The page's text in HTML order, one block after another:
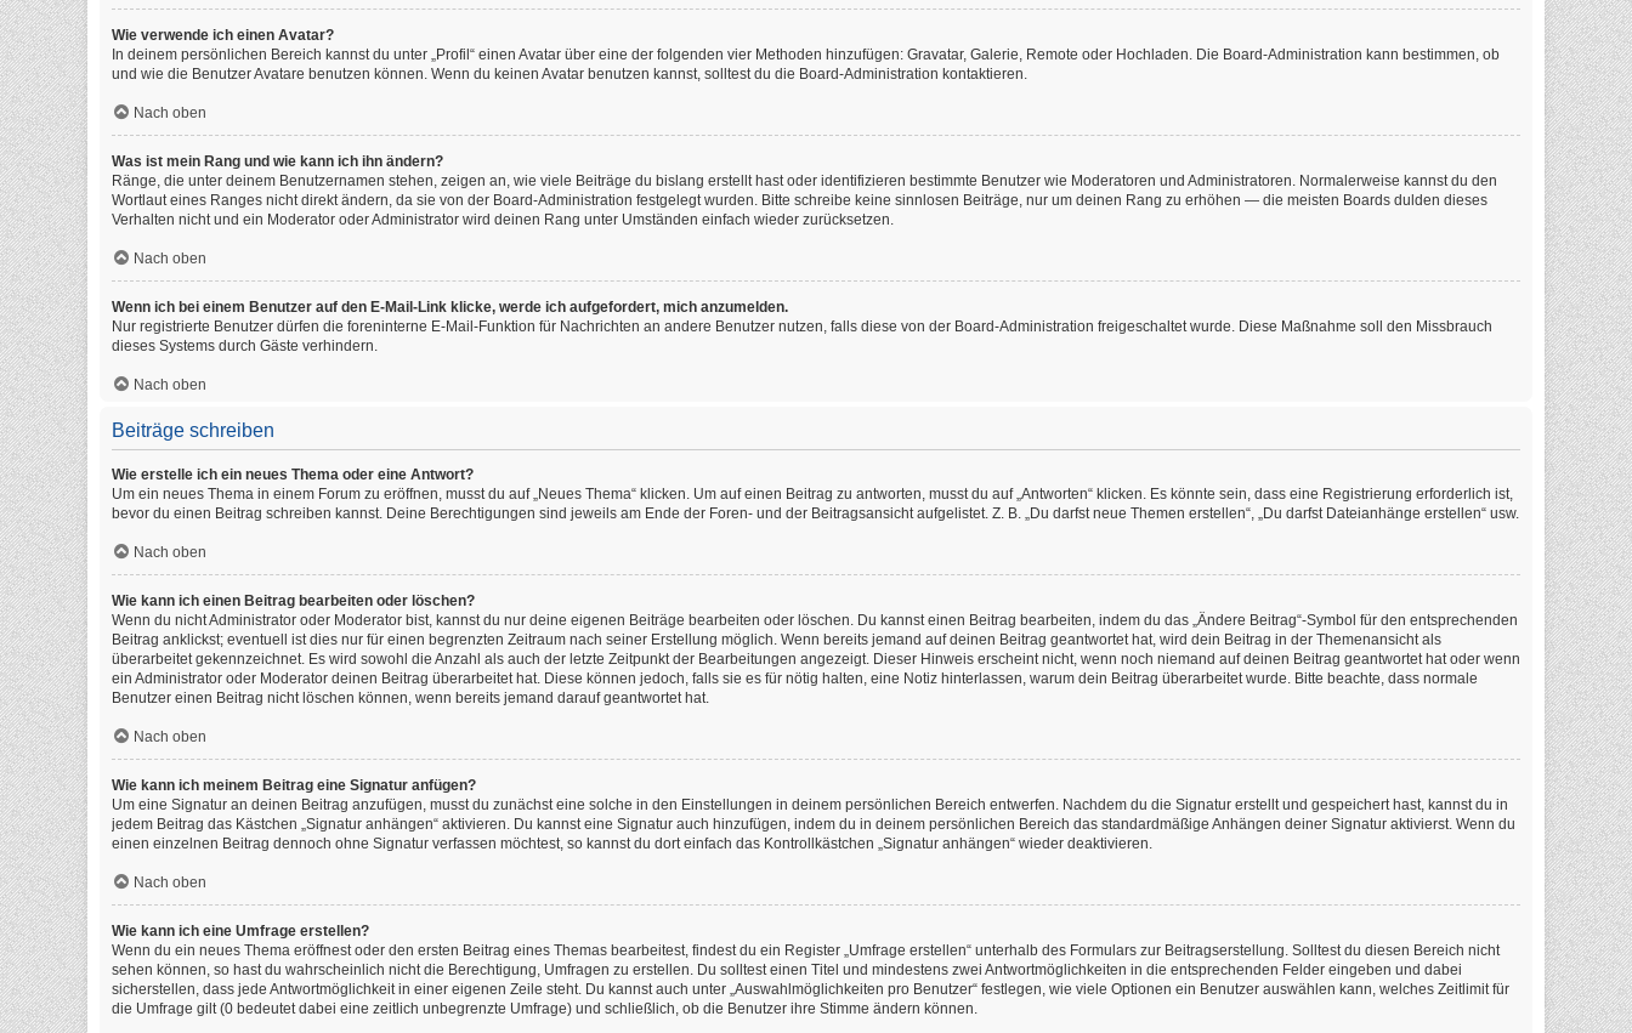
Wie verwende ich einen Avatar?
In deinem persönlichen Bereich kannst du unter „Profil“ einen Avatar über eine der folgenden vier Methoden hinzufügen: Gravatar, Galerie, Remote oder Hochladen. Die Board-Administration kann bestimmen, ob
und wie die Benutzer Avatare benutzen können. Wenn du keinen Avatar benutzen kannst, solltest du die Board-Administration kontaktieren.
Nach oben
Was ist mein Rang und wie kann ich ihn ändern?
Ränge, die unter deinem Benutzernamen stehen, zeigen an, wie viele Beiträge du bislang erstellt hast oder identifizieren bestimmte Benutzer wie Moderatoren und Administratoren. Normalerweise kannst du den
Wortlaut eines Ranges nicht direkt ändern, da sie von der Board-Administration festgelegt wurden. Bitte schreibe keine sinnlosen Beiträge, nur um deinen Rang zu erhöhen — die meisten Boards dulden dieses
Verhalten nicht und ein Moderator oder Administrator wird deinen Rang unter Umständen einfach wieder zurücksetzen.
Nach oben
Wenn ich bei einem Benutzer auf den E-Mail-Link klicke, werde ich aufgefordert, mich anzumelden.
Nur registrierte Benutzer dürfen die foreninterne E-Mail-Funktion für Nachrichten an andere Benutzer nutzen, falls diese von der Board-Administration freigeschaltet wurde. Diese Maßnahme soll den Missbrauch
dieses Systems durch Gäste verhindern.
Nach oben
Beiträge schreiben
Wie erstelle ich ein neues Thema oder eine Antwort?
Um ein neues Thema in einem Forum zu eröffnen, musst du auf „Neues Thema“ klicken. Um auf einen Beitrag zu antworten, musst du auf „Antworten“ klicken. Es könnte sein, dass eine Registrierung erforderlich ist,
bevor du einen Beitrag schreiben kannst. Deine Berechtigungen sind jeweils am Ende der Foren- und der Beitragsansicht aufgelistet. Z. B. „Du darfst neue Themen erstellen“, „Du darfst Dateianhänge erstellen“ usw.
Nach oben
Wie kann ich einen Beitrag bearbeiten oder löschen?
Wenn du nicht Administrator oder Moderator bist, kannst du nur deine eigenen Beiträge bearbeiten oder löschen. Du kannst einen Beitrag bearbeiten, indem du das „Ändere Beitrag“-Symbol für den entsprechenden
Beitrag anklickst; eventuell ist dies nur für einen begrenzten Zeitraum nach seiner Erstellung möglich. Wenn bereits jemand auf deinen Beitrag geantwortet hat, wird dein Beitrag in der Themenansicht als
überarbeitet gekennzeichnet. Es wird sowohl die Anzahl als auch der letzte Zeitpunkt der Bearbeitungen angezeigt. Dieser Hinweis erscheint nicht, wenn noch niemand auf deinen Beitrag geantwortet hat oder wenn
ein Administrator oder Moderator deinen Beitrag überarbeitet hat. Diese können jedoch, falls sie es für nötig halten, eine Notiz hinterlassen, warum dein Beitrag überarbeitet wurde. Bitte beachte, dass normale
Benutzer einen Beitrag nicht löschen können, wenn bereits jemand darauf geantwortet hat.
Nach oben
Wie kann ich meinem Beitrag eine Signatur anfügen?
Um eine Signatur an deinen Beitrag anzufügen, musst du zunächst eine solche in den Einstellungen in deinem persönlichen Bereich entwerfen. Nachdem du die Signatur erstellt und gespeichert hast, kannst du in
jedem Beitrag das Kästchen „Signatur anhängen“ aktivieren. Du kannst eine Signatur auch hinzufügen, indem du in deinem persönlichen Bereich das standardmäßige Anhängen deiner Signatur aktivierst. Wenn du
einen einzelnen Beitrag dennoch ohne Signatur verfassen möchtest, so kannst du dort einfach das Kontrollkästchen „Signatur anhängen“ wieder deaktivieren.
Nach oben
Wie kann ich eine Umfrage erstellen?
Wenn du ein neues Thema eröffnest oder den ersten Beitrag eines Themas bearbeitest, findest du ein Register „Umfrage erstellen“ unterhalb des Formulars zur Beitragserstellung. Solltest du diesen Bereich nicht
sehen können, so hast du wahrscheinlich nicht die Berechtigung, Umfragen zu erstellen. Du solltest einen Titel und mindestens zwei Antwortmöglichkeiten in die entsprechenden Felder eingeben und dabei
sicherstellen, dass jede Antwortmöglichkeit in einer eigenen Zeile steht. Du kannst auch unter „Auswahlmöglichkeiten pro Benutzer“ festlegen, wie viele Optionen ein Benutzer auswählen kann, welches Zeitlimit für
die Umfrage gilt (0 bedeutet dabei eine zeitlich unbegrenzte Umfrage) und schließlich, ob die Benutzer ihre Stimme ändern können.